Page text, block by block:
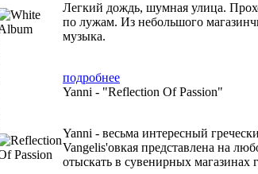
Легкий дождь, шумная улица.
по лужам. Из небольшого
музыка.
подробнее
Yanni - "Reflection Of Passion"
Yanni - весьма интересный
Vangelis'овкая представлена на
отыскать в сувенирных магазинах